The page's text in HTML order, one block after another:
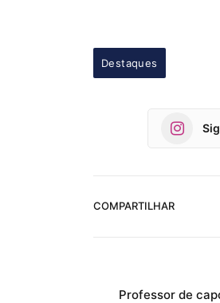
Destaques
COMPARTILHAR
Professor de